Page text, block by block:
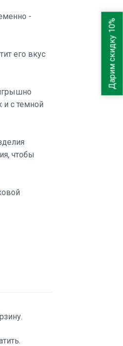
-
его вкус
и с темной
чтобы
Дарим скидку 10%